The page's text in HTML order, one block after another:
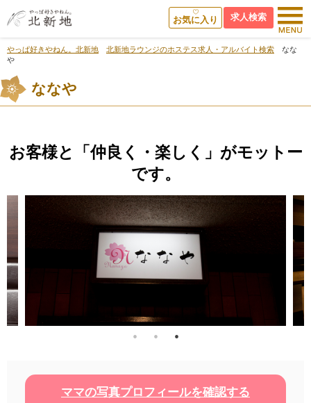
求人検索
お気に入り
やっぱ好きやねん。北新地 北新地ラウンジのホステス求人・アルバイト検索
なな
や
ななや
お客様と「仲良く・楽しく」がモットー
です。
ママの写真プロフィールを確認する